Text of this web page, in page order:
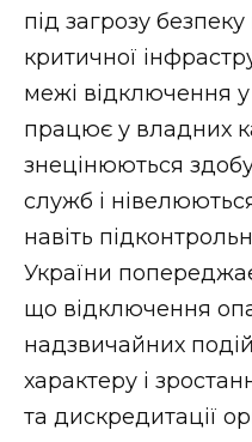
під загрозу безпеку
критичної
межі відключення у
працює у владних
знецінюються
служб і
навіть
України
що відключення
надзвичайних
характеру і
та дискредитації